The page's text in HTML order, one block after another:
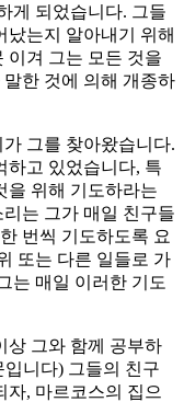
게 되었습니다. 그들
났는지 알아내기 위해
이겨 그는 모든 것을
한 것에 의해 개종하
그를 찾아왔습니다.
하고 있었습니다, 특
을 위해 기도하라는
는 그가 매일 친구들
번씩 기도하도록 요
또는 다른 일들로 가
는 매일 이러한 기도
상 그와 함께 공부하
니다) 그들의 친구
자, 마르코스의 집으